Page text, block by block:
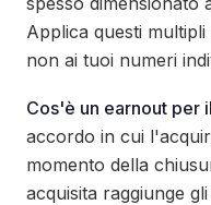
Applica questi
non ai tuoi numeri
Cos'è un earnout per
accordo in cui
momento della
acquisita raggiunge